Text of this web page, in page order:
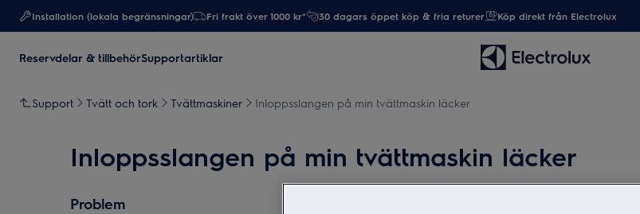
Installation (lokala begränsningar) Fri frakt över 1000 kr* 30 dagars öppet köp & fria returer Köp direkt från Electrolux
Reservdelar & tillbehörSupportartiklar
Support Tvätt och tork Tvättmaskiner Inloppsslangen på min tvättmaskin läcker
Inloppsslangen på min tvättmaskin läcker
Problem